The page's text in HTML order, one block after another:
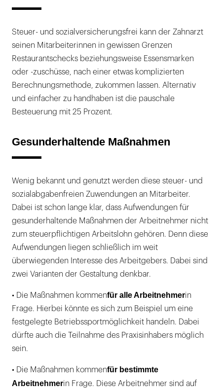
Steuer- und sozialversicherungsfrei kann der Zahnarzt
seinen Mitarbeiterinnen in gewissen Grenzen
Restaurantschecks beziehungsweise Essensmarken
oder -zuschüsse, nach einer etwas komplizierten
Berechnungsmethode, zukommen lassen. Alternativ
und einfacher zu handhaben ist die pauschale
Besteuerung mit 25 Prozent.
Gesunderhaltende Maßnahmen
Wenig bekannt und genutzt werden diese steuer- und
sozialabgabenfreien Zuwendungen an Mitarbeiter.
Dabei ist schon lange klar, dass Aufwendungen für
gesunderhaltende Maßnahmen der Arbeitnehmer nicht
zum steuerpflichtigen Arbeitslohn gehören. Denn diese
Aufwendungen liegen schließlich im weit
überwiegenden Interesse des Arbeitgebers. Dabei sind
zwei Varianten der Gestaltung denkbar.
• Die Maßnahmen kommenfür alle Arbeitnehmerin
Frage. Hierbei könnte es sich zum Beispiel um eine
festgelegte Betriebssportmöglichkeit handeln. Dabei
dürfte auch die Teilnahme des Praxisinhabers möglich
sein.
• Die Maßnahmen kommenfür bestimmte
Arbeitnehmerin Frage. Diese Arbeitnehmer sind auf